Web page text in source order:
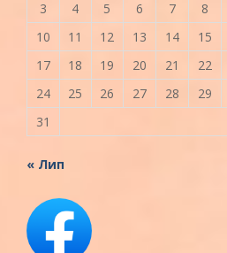
3
4 5 6 7 8
10
11 12 13 14 15
17
18 19 20 21 22
24
25 26 27 28 29
31
« Лип